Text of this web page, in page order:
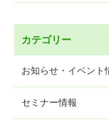
カテゴリー
お知らせ・イベント
セミナー情報